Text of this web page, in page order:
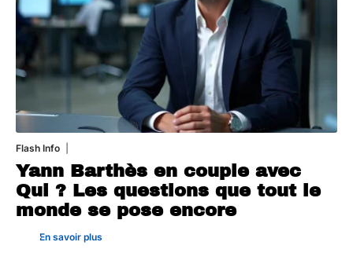
Flash Info
Yann Barthès en couple avec
Qui ? Les questions que tout le
monde se pose encore
En savoir plus